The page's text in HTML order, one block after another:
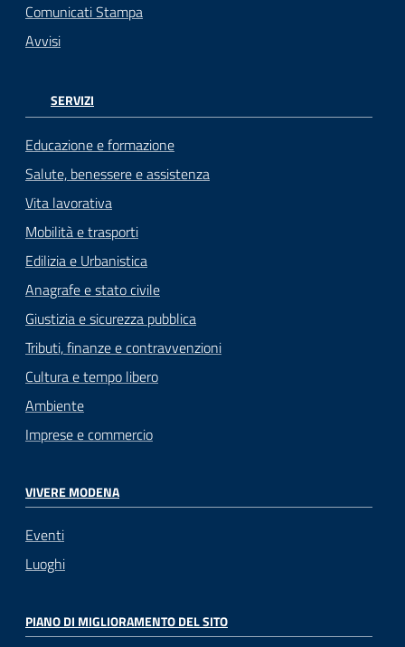
Comunicati Stampa
Avvisi
SERVIZI
Educazione e formazione
Salute, benessere e assistenza
Vita lavorativa
Mobilità e trasporti
Edilizia e Urbanistica
Anagrafe e stato civile
Giustizia e sicurezza pubblica
Tributi, finanze e contravvenzioni
Cultura e tempo libero
Ambiente
Imprese e commercio
VIVERE MODENA
Eventi
Luoghi
PIANO DI MIGLIORAMENTO DEL SITO